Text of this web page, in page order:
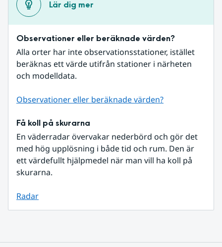
Lär dig mer
Observationer eller beräknade värden?
Alla orter har inte observationsstationer, istället
beräknas ett värde utifrån stationer i närheten
och modelldata.
Observationer eller beräknade värden?
Få koll på skurarna
En väderradar övervakar nederbörd och gör det
med hög upplösning i både tid och rum. Den är
ett värdefullt hjälpmedel när man vill ha koll på
skurarna.
Radar